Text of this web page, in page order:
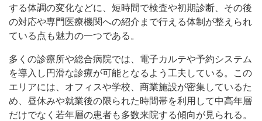
する体調の変化などに、短時間で検査や初期診断、その後
の対応や専門医療機関への紹介まで行える体制が整えられ
ている点も魅力の一つである。
多くの診療所や総合病院では、電子カルテや予約システム
を導入し円滑な診療が可能となるよう工夫している。この
エリアには、オフィスや学校、商業施設が密集しているた
め、昼休みや就業後の限られた時間帯を利用して中高年層
だけでなく若年層の患者も多数来院する傾向が見られる。